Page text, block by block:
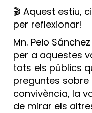
🎬 Aquest estiu,
per reflexionar!
Mn. Peio
per a aquestes
tots els públics
preguntes sobre
convivència, la
de mirar els